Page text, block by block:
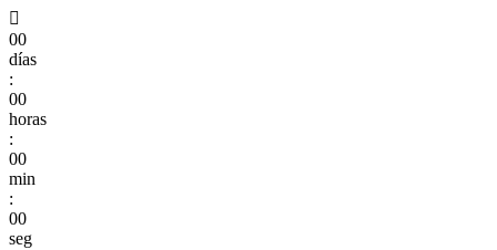

00
días
:
00
horas
:
00
min
:
00
seg